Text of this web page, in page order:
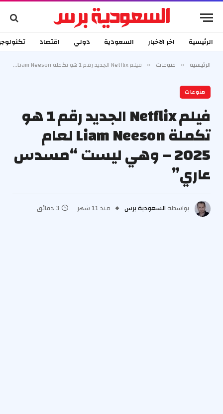
الرئيسية اخر الاخبار السعودية دولي اقتصاد
الرئيسية » منوعات » فيلم Netflix الجديد رقم 1 هو تكملة Liam Neeson لعام 2025 – وهي ليست “مسدس عاري”
منوعات
فيلم Netflix الجديد رقم 1 هو
تكملة Liam Neeson لعام
2025 – وهي ليست “مسدس
عاري”
بواسطة السعودية برس منذ 11 شهر 3 دقائق